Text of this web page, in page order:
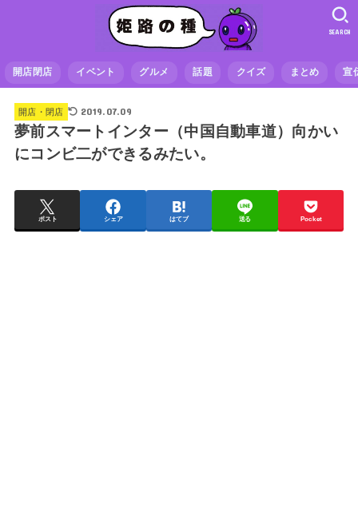
開店閉店 イベント グルメ 話題 クイズ まとめ 宣
SEARCH
開店・閉店 2019.07.09
夢前スマートインター（中国自動車道）向かい
にコンビ二ができるみたい。
ポスト シェア はてブ 送る Pocket